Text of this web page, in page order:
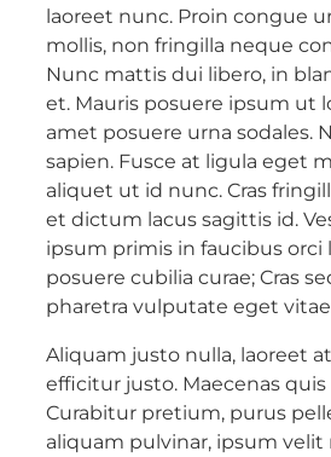
laoreet nunc. Proin congue
mollis, non fringilla neque
Nunc mattis dui libero, in
et. Mauris posuere ipsum ut
amet posuere urna sodales.
sapien. Fusce at ligula eget
aliquet ut id nunc. Cras
et dictum lacus sagittis id.
ipsum primis in faucibus
posuere cubilia curae; Cras
pharetra vulputate eget
Aliquam justo nulla, laoreet
efficitur justo. Maecenas
Curabitur pretium, purus
aliquam pulvinar, ipsum velit